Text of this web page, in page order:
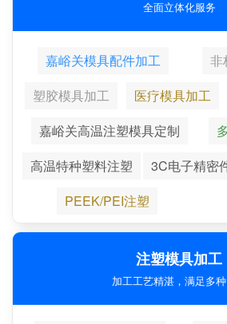
全面立体化服务
嘉峪关模具配件加工
非
塑胶模具加工
医疗模具加工
嘉峪关高温注塑模具定制
高温特种塑料注塑
3C电子精密
PEEK/PEI注塑
注塑模具加工
加工工艺精湛，满足多